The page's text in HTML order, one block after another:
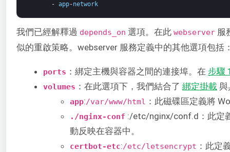
- app-network
我們已經解釋過 depends_on 選項。在此 webserver 服
似的重啟策略。webserver 服務定義中的其他選項包括
ports ：綁定主機與容器之間的連接埠。在 步驟
volumes ：在此選項下，我們結合了 綁定掛載 與
app:/var/www/html ：此磁碟區定義將
./nginx-conf :/etc/nginx/conf.d：此定
動反映在容器中。
certbot-etc:/etc/letsencrypt ：此定